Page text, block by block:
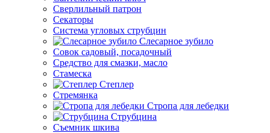
Сверлильный патрон
Секаторы
Система угловых струбцин
Слесарное зубило
Совок садовый, посадочный
Средство для смазки, масло
Стамеска
Степлер
Стремянка
Стропа для лебедки
Струбцина
Съемник шкива